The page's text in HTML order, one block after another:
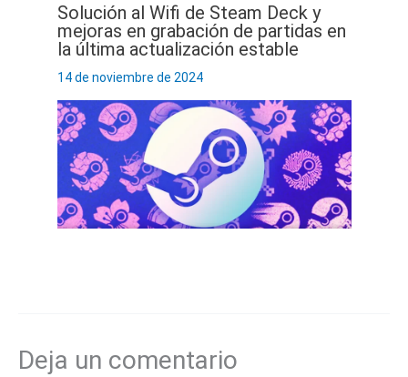
Solución al Wifi de Steam Deck y
mejoras en grabación de partidas en
la última actualización estable
14 de noviembre de 2024
Deja un comentario